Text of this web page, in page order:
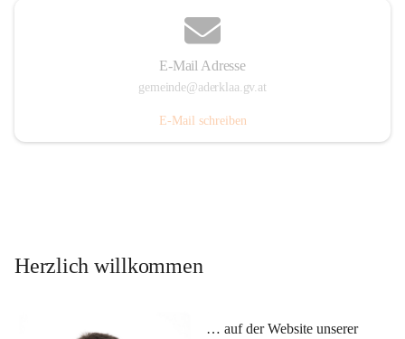
E-Mail Adresse
gemeinde@aderklaa.gv.at
E-Mail schreiben
Herzlich willkommen
… auf der Website unserer